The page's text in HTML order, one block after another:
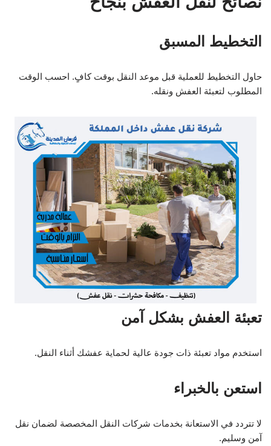
التخطيط المسبق
حاول التخطيط للعملية قبل موعد النقل بوقت كافٍ. احسب الوقت
المطلوب لتعبئة العفش ونقله.
تعبئة العفش بشكل آمن
استخدم مواد تعبئة ذات جودة عالية لحماية عفشك أثناء النقل.
استعن بالخبراء
لا تتردد في الاستعانة بخدمات شركات النقل المخصصة لضمان نقل
آمن وسليم.